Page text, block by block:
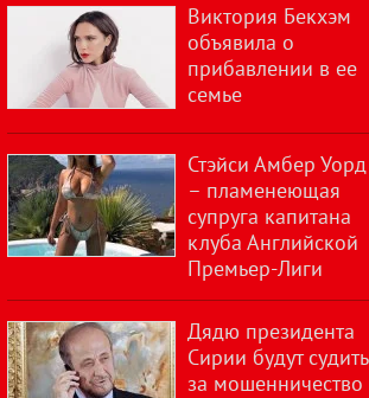
Виктория Бекхэм
объявила о
прибавлении в ее
семье
Стэйси Амбер Уорд
– пламенеющая
супруга капитана
клуба Английской
Премьер-Лиги
Дядю президента
Сирии будут судить
за мошенничество